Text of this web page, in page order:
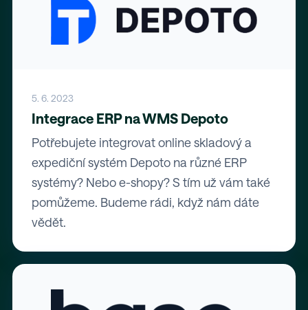
5. 6. 2023
Integrace ERP na WMS Depoto
Potřebujete integrovat online skladový a
expediční systém Depoto na různé ERP
systémy? Nebo e-shopy? S tím už vám také
pomůžeme. Budeme rádi, když nám dáte
vědět.